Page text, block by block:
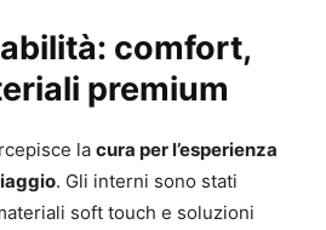
comfort,
premium
la cura per l’esperienza
. Gli interni sono stati
soft touch e soluzioni